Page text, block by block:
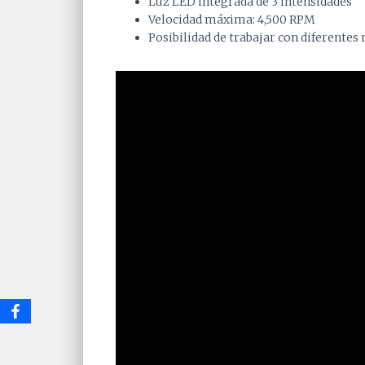
Velocidad máxima: 4,500 RPM
Posibilidad de trabajar con diferentes